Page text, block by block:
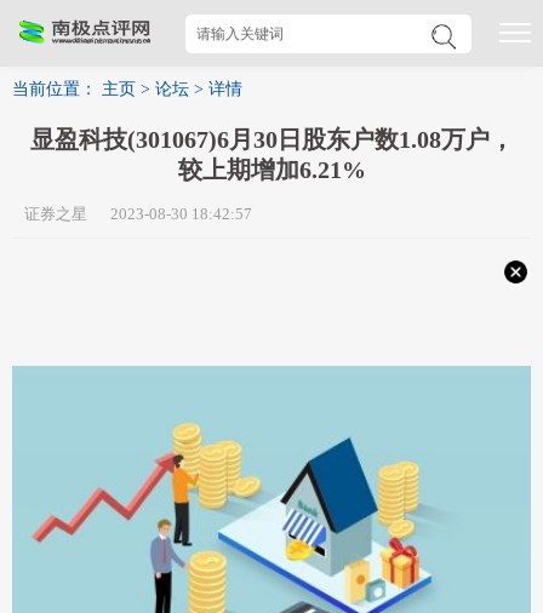
当前位置： 主页 > 论坛 > 详情
显盈科技(301067)6月30日股东户数1.08万户，
较上期增加6.21%
证券之星 2023-08-30 18:42:57